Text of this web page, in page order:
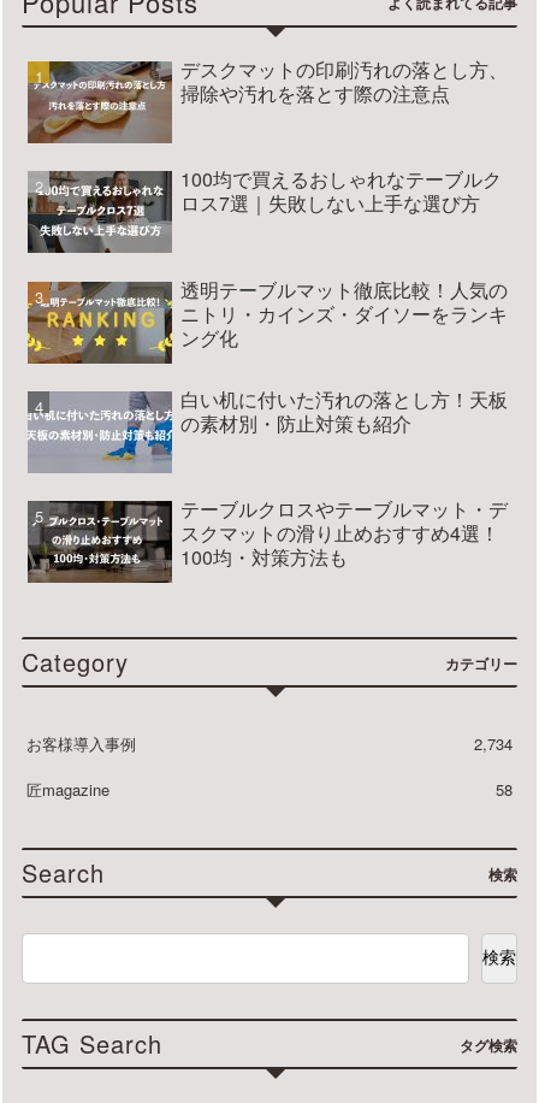
デスクマットの印刷汚れの落とし方、
掃除や汚れを落とす際の注意点
100均で買えるおしゃれなテーブルク
ロス7選｜失敗しない上手な選び方
透明テーブルマット徹底比較！人気の
ニトリ・カインズ・ダイソーをランキ
ング化
白い机に付いた汚れの落とし方！天板
の素材別・防止対策も紹介
テーブルクロスやテーブルマット・デ
スクマットの滑り止めおすすめ4選！
100均・対策方法も
Category カテゴリー
お客様導入事例
2,734
匠magazine
58
Search 検索
検索
TAG Search タグ検索